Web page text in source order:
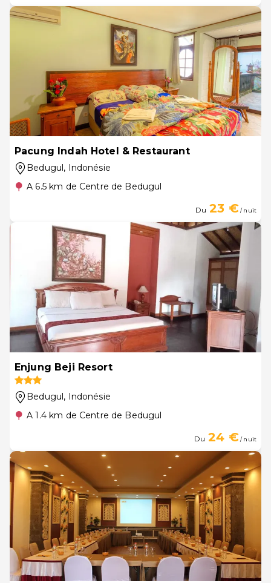
Pacung Indah Hotel & Restaurant
Bedugul, Indonésie
A 6.5 km de Centre de Bedugul
Du 23 €/ nuit
Enjung Beji Resort
Bedugul, Indonésie
A 1.4 km de Centre de Bedugul
Du 24 €/ nuit